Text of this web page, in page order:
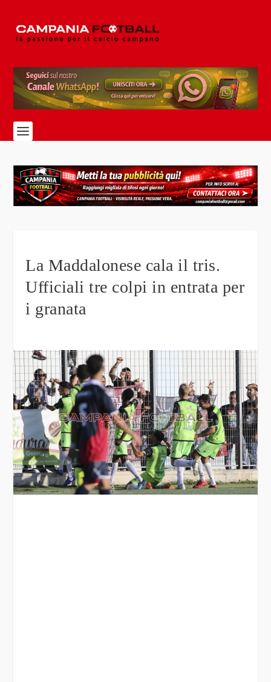
La Maddalonese cala il tris.
Ufficiali tre colpi in entrata per
i granata